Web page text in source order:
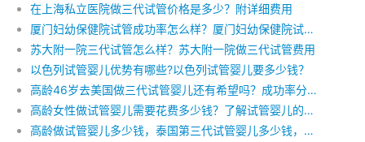
在上海私立医院做三代试管价格是多少？附详细费用
厦门妇幼保健院试管成功率怎么样？厦门妇幼保健院试管费用明细
苏大附一院三代试管怎么样？苏大附一院做三代试管费用
以色列试管婴儿优势有哪些?以色列试管婴儿要多少钱？
高龄46岁去美国做三代试管婴儿还有希望吗？成功率分析！附费用。
高龄女性做试管婴儿需要花费多少钱？了解试管婴儿的费用，让生育梦想触手可及
高龄做试管婴儿多少钱，泰国第三代试管婴儿多少钱，做试管婴儿前期需要做些什么检查